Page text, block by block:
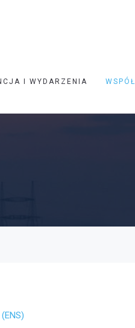
I WYDARZENIA